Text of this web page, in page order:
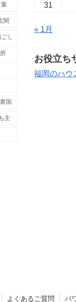
関
し
国
主
31
« 1月
お役立ち
福岡のハウ
よくあるご質問 パ